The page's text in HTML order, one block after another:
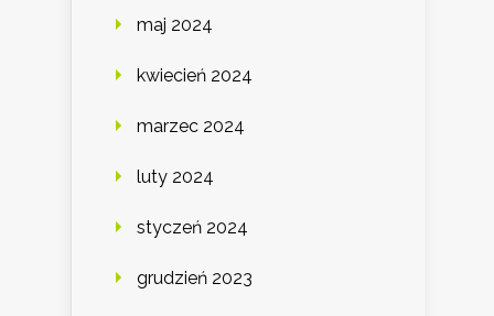
maj 2024
kwiecień 2024
marzec 2024
luty 2024
styczeń 2024
grudzień 2023